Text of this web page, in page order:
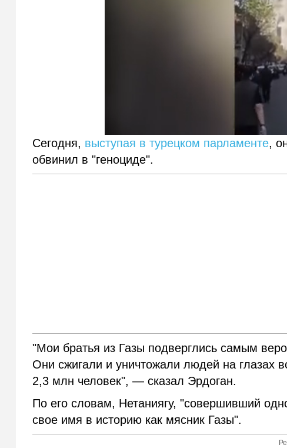
Сегодня, выступая в турецком парламенте,
обвинил в "геноциде".
"Мои братья из Газы подверглись самым
Они сжигали и уничтожали людей на глазах
2,3 млн человек", — сказал Эрдоган.
По его словам, Нетаниягу, "совершивший
свое имя в историю как мясник Газы".